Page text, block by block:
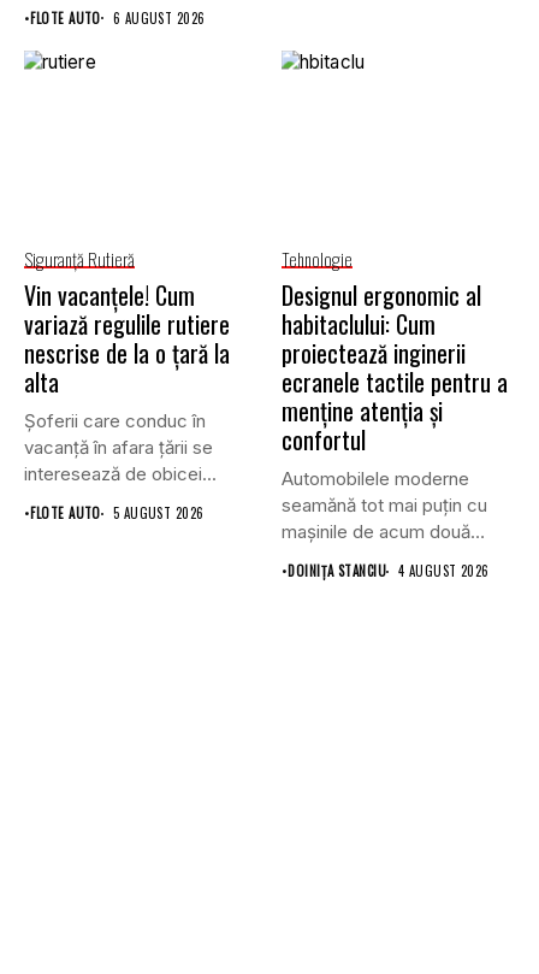
•FLOTE AUTO 6 AUGUST 2026
Siguranţă Rutieră
Vin vacanțele! Cum
variază regulile rutiere
nescrise de la o țară la
alta
Șoferii care conduc în
vacanță în afara țării se
interesează de obicei...
•FLOTE AUTO 5 AUGUST 2026
Tehnologie
Designul ergonomic al
habitaclului: Cum
proiectează inginerii
ecranele tactile pentru a
menține atenția și
confortul
Automobilele moderne
seamănă tot mai puțin cu
mașinile de acum două
decenii....
•DOINIŢA STANCIU 4 AUGUST 2026